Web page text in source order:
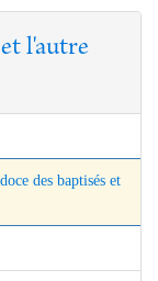
l'autre
des baptisés et